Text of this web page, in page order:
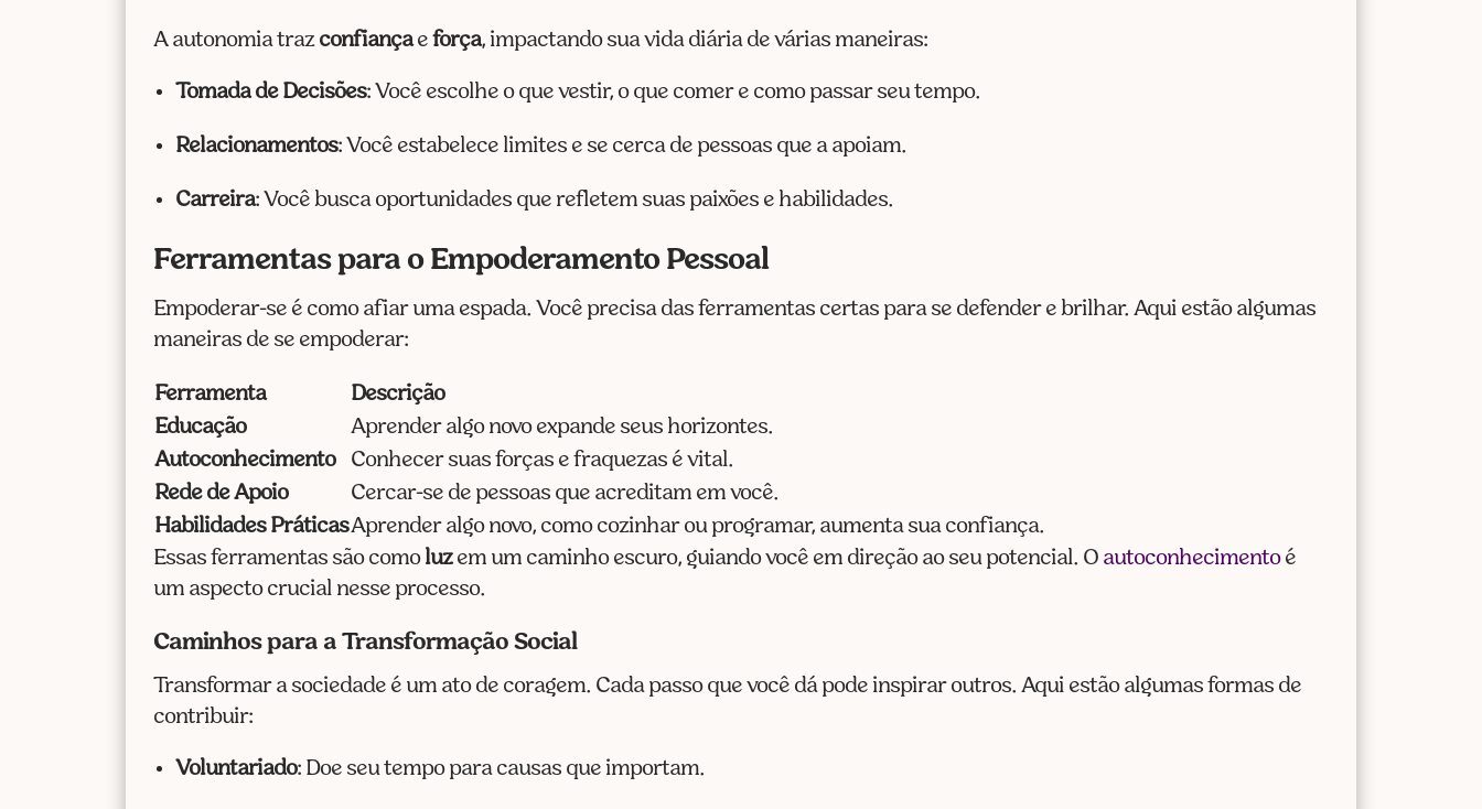
A autonomia traz confiançaeforça, impactando sua vida diária de várias maneiras:
Tomada de Decisões: Você escolhe o que vestir, o que comer e como passar seu tempo.
Relacionamentos: Você estabelece limites e se cerca de pessoas que a apoiam.
Carreira: Você busca oportunidades que refletem suas paixões e habilidades.
Ferramentas para o Empoderamento Pessoal
Empoderar-se é como afiar uma espada. Você precisa das ferramentas certas para se defender e brilhar. Aqui estão algumas
maneiras de se empoderar:
Ferramenta
Descrição
Educação
Aprender algo novo expande seus horizontes.
Autoconhecimento
Conhecer suas forças e fraquezas é vital.
Rede de Apoio
Cercar-se de pessoas que acreditam em você.
Habilidades PráticasAprender algo novo, como cozinhar ou programar, aumenta sua confiança.
Essas ferramentas são como luzem um caminho escuro, guiando você em direção ao seu potencial. O autoconhecimentoé
um aspecto crucial nesse processo.
Caminhos para a Transformação Social
Transformar a sociedade é um ato de coragem. Cada passo que você dá pode inspirar outros. Aqui estão algumas formas de
contribuir:
Voluntariado: Doe seu tempo para causas que importam.